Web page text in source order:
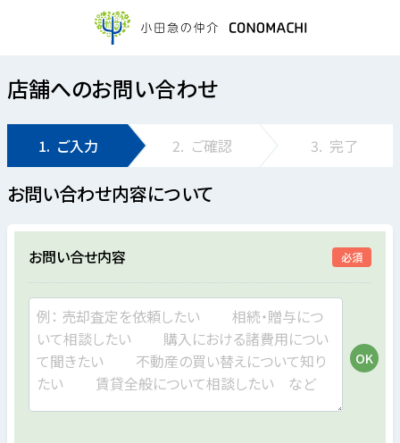
店舗へのお問い合わせ
1. ご入力 2. ご確認 3. 完了
お問い合わせ内容について
お問い合せ内容 必須